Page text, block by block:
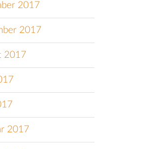
2017
2017
2017
2017